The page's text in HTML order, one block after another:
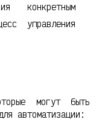
конкретным
управления
могут быть
автоматизации: